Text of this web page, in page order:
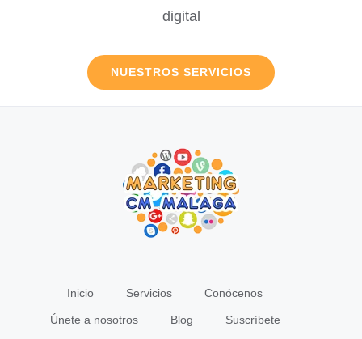
digital
NUESTROS SERVICIOS
Inicio Servicios Conócenos
Únete a nosotros Blog Suscríbete